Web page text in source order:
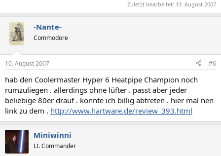
Zuletzt bearbeitet: 13. August 2007
-Nante-
Commodore
10. August 2007 #6
hab den Coolermaster Hyper 6 Heatpipe Champion noch
rumzuliegen . allerdings ohne lüfter . passt aber jeder
beliebige 80er drauf . könnte ich billig abtreten . hier mal nen
link zu dem . http://www.hartware.de/review_393.html
Miniwinni
Lt. Commander